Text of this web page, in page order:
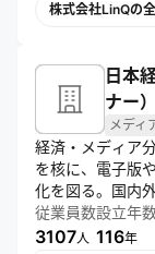
株式会社LinQの
日本
ナー）
メディ
経済・メディア
を核に、電子版
化を図る。国内
ムを追求。紙と
ニーズに応える。
従業員数
3107人
設立年
116年